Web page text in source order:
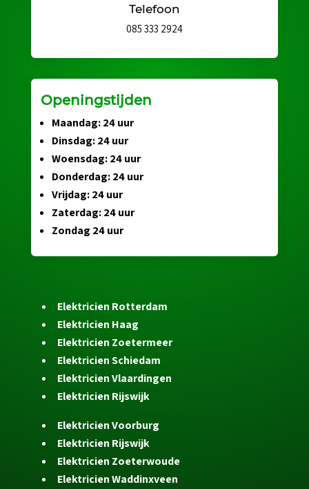
Telefoon
085 333 2924
Openingstijden
Maandag: 24 uur
Dinsdag: 24 uur
Woensdag: 24 uur
Donderdag: 24 uur
Vrijdag: 24 uur
Zaterdag: 24 uur
Zondag 24 uur
Elektricien Rotterdam
Elektricien Haag
Elektricien Zoetermeer
Elektricien Schiedam
Elektricien Vlaardingen
Elektricien Rijswijk
Elektricien Voorburg
Elektricien Rijswijk
Elektricien Zoeterwoude
Elektricien Waddinxveen